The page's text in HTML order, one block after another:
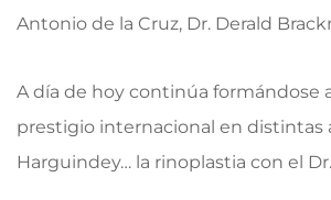
Antonio de la Cruz, Dr. Derald
A día de hoy continúa formándose
prestigio internacional en distintas
Harguindey… la rinoplastia con el